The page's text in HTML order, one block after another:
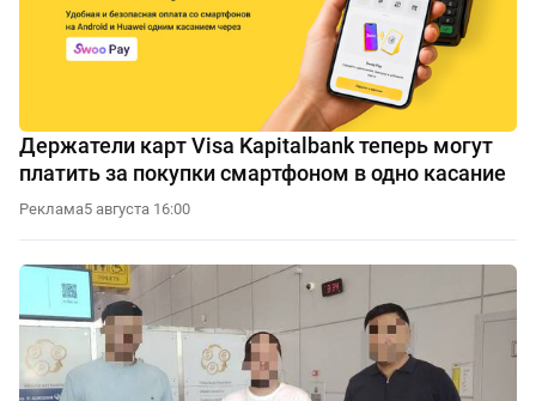
Держатели карт Visa Kapitalbank теперь могут
платить за покупки смартфоном в одно касание
Реклама5 августа 16:00